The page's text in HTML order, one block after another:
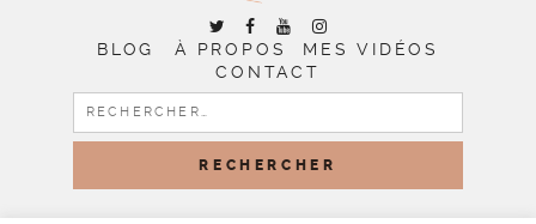
BLOG À PROPOS
MES VIDÉOS
CONTACT
RECHERCHER :